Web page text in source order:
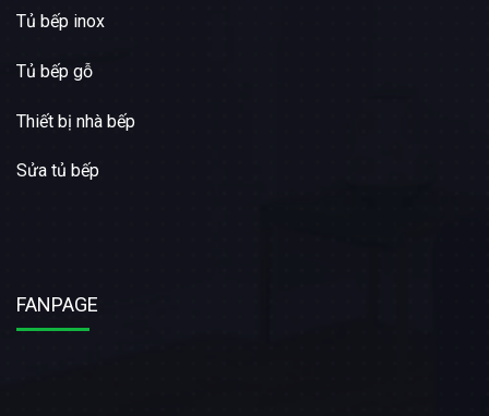
Tủ bếp inox
Tủ bếp gỗ
Thiết bị nhà bếp
Sửa tủ bếp
FANPAGE